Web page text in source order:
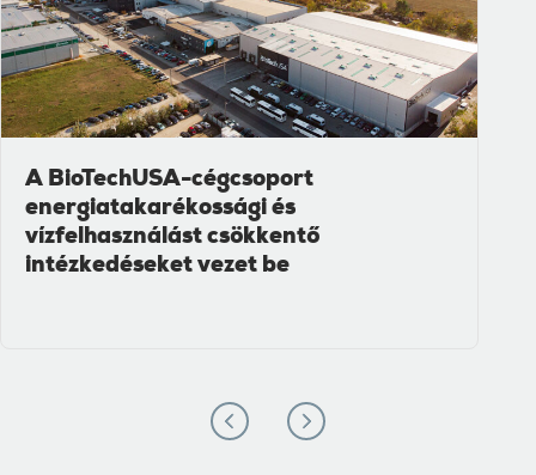
A BioTechUSA-cégcsoport
energiatakarékossági és
vízfelhasználást csökkentő
intézkedéseket vezet be